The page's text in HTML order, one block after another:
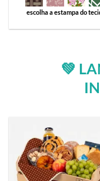
escolha a estampa do
💚